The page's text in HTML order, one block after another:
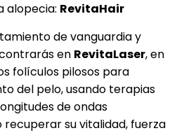
alopecia: RevitaHair
de vanguardia y
en RevitaLaser, en
folículos pilosos para
del pelo, usando terapias
de ondas
recuperar su vitalidad, fuerza